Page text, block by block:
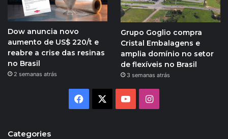
Dow anuncia novo
aumento de US$ 220/t e
reabre a crise das resinas
no Brasil
2 semanas atrás
Grupo Goglio compra
Cristal Embalagens e
amplia domínio no setor
de flexíveis no Brasil
3 semanas atrás
Facebook YouTubeInstagram
Categories